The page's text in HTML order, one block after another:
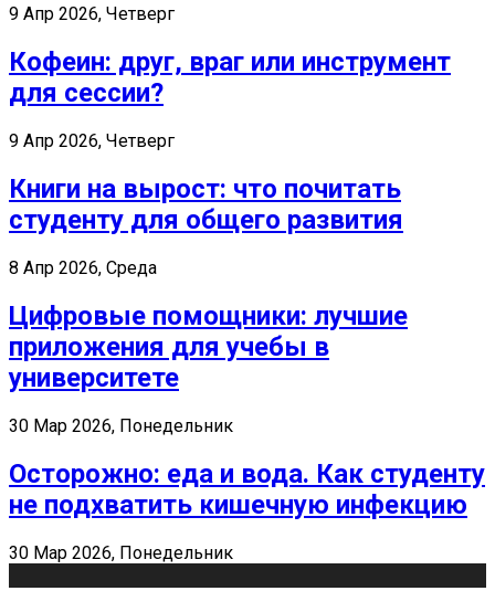
9 Апр 2026, Четверг
Кофеин: друг, враг или инструмент
для сессии?
9 Апр 2026, Четверг
Книги на вырост: что почитать
студенту для общего развития
8 Апр 2026, Среда
Цифровые помощники: лучшие
приложения для учебы в
университете
30 Мар 2026, Понедельник
Осторожно: еда и вода. Как студенту
не подхватить кишечную инфекцию
30 Мар 2026, Понедельник